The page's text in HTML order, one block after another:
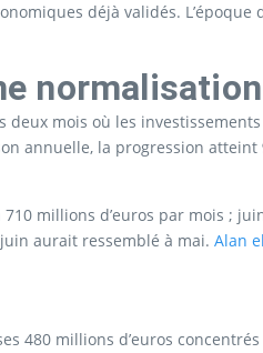
déjà validés.
normalisation
mois où les
annuelle, la progression atteint
millions d’euros par mois ;
aurait ressemblé à mai. Alan
480 millions d’euros